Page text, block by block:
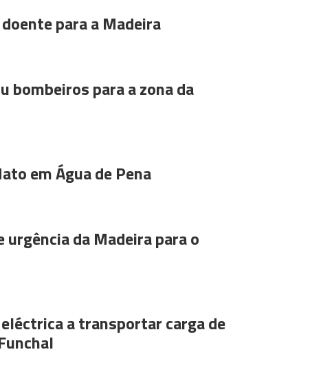
para a Madeira
bombeiros para a zona da
em Água de Pena
da Madeira para o
a transportar carga de